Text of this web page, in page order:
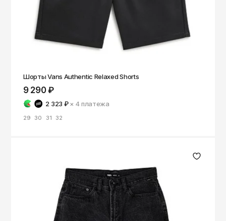
Шорты Vans Authentic Relaxed Shorts
9 290 ₽
2 323 ₽ × 4платежа
29 30 31 32